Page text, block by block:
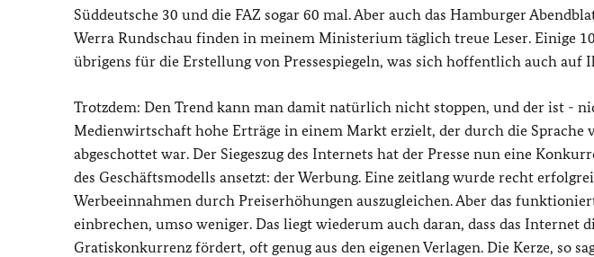
Süddeutsche 30 und die FAZ sogar 60 mal. Aber auch das Hamburger
Werra Rundschau finden in meinem Ministerium täglich treue Leser. Einige
übrigens für die Erstellung von Pressespiegeln, was sich hoffentlich auch
Trotzdem: Den Trend kann man damit natürlich nicht stoppen, und der ist -
Medienwirtschaft hohe Erträge in einem Markt erzielt, der durch die
abgeschottet war. Der Siegeszug des Internets hat der Presse nun eine
des Geschäftsmodells ansetzt: der Werbung. Eine zeitlang wurde recht
Werbeeinnahmen durch Preiserhöhungen auszugleichen. Aber das
einbrechen, umso weniger. Das liegt wiederum auch daran, dass das Internet
Gratiskonkurrenz fördert, oft genug aus den eigenen Verlagen. Die Kerze, so